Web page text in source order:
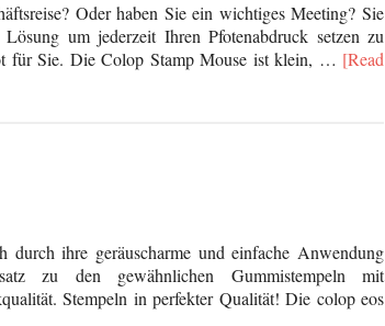
Oder haben Sie ein wichtiges Meeting? Sie
um jederzeit Ihren Pfotenabdruck setzen zu
für Sie. Die Colop Stamp Mouse ist klein, … [Read
durch ihre geräuscharme und einfache Anwendung
zu den gewähnlichen Gummistempeln mit
Stempeln in perfekter Qualität! Die colop eos